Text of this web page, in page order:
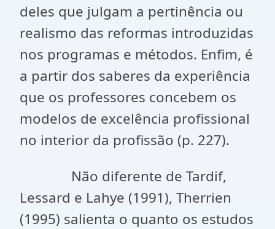
deles que julgam a pertinência ou
realismo das reformas introduzidas
nos programas e métodos. Enfim, é
a partir dos saberes da experiência
que os professores concebem os
modelos de excelência profissional
no interior da profissão (p. 227).
Não diferente de Tardif,
Lessard e Lahye (1991), Therrien
(1995) salienta o quanto os estudos